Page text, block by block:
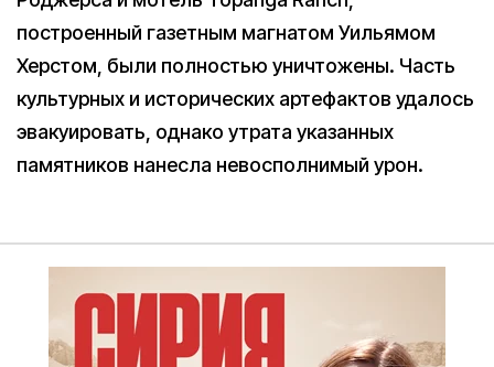
построенный газетным магнатом Уильямом
Херстом, были полностью уничтожены. Часть
культурных и исторических артефактов удалось
эвакуировать, однако утрата указанных
памятников нанесла невосполнимый урон.